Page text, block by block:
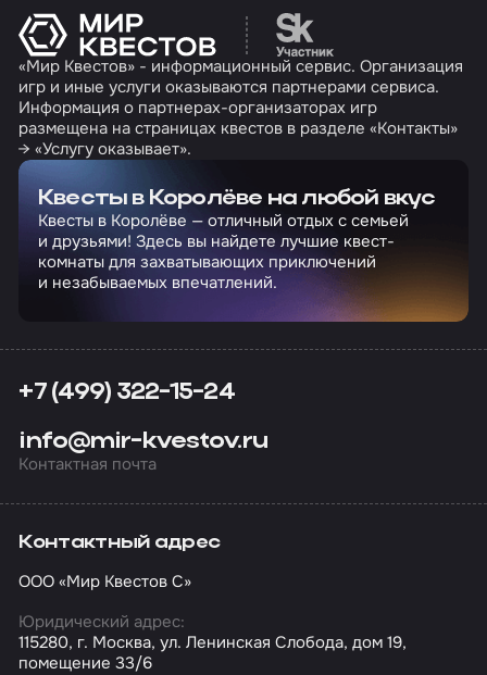
Перейти на сайт
«Мир Квестов» - информационный сервис. Организация
игр и иные услуги оказываются партнерами сервиса.
Информация о партнерах-организаторах игр
размещена на страницах квестов в разделе «Контакты»
→ «Услугу оказывает».
Квесты в Королёве на любой вкус
Квесты в Королёве — отличный отдых с семьей
и друзьями! Здесь вы найдете лучшие квест-
комнаты для захватывающих приключений
и незабываемых впечатлений.
+7 (499) 322-15-24
info@mir-kvestov.ru
Контактная почта
Контактный адрес
ООО «Мир Квестов С»
Юридический адрес:
115280, г. Москва, ул. Ленинская Слобода, дом 19,
помещение 33/6